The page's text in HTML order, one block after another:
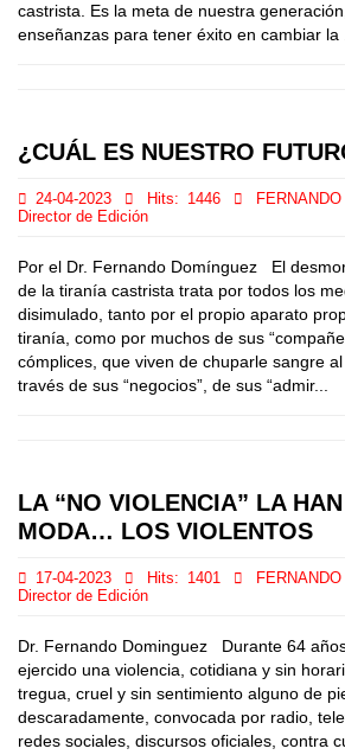
castrista. Es la meta de nuestra
enseñanzas para tener éxito en cambiar la
¿CUÁL ES NUESTRO
24-04-2023 Hits: 1446
Director de Edición
Por el Dr. Fernando Domínguez El
de la tiranía castrista trata por todos los
disimulado, tanto por el propio aparato
tiranía, como por muchos de sus
cómplices, que viven de chuparle sangre
través de sus “negocios”, de sus “admir...
LA “NO VIOLENCIA” LA
MODA… LOS VIOLENTOS
17-04-2023 Hits: 1401
Director de Edición
Dr. Fernando Dominguez Durante 64
ejercido una violencia, cotidiana y sin
tregua, cruel y sin sentimiento alguno de
descaradamente, convocada por radio,
redes sociales, discursos oficiales, contra